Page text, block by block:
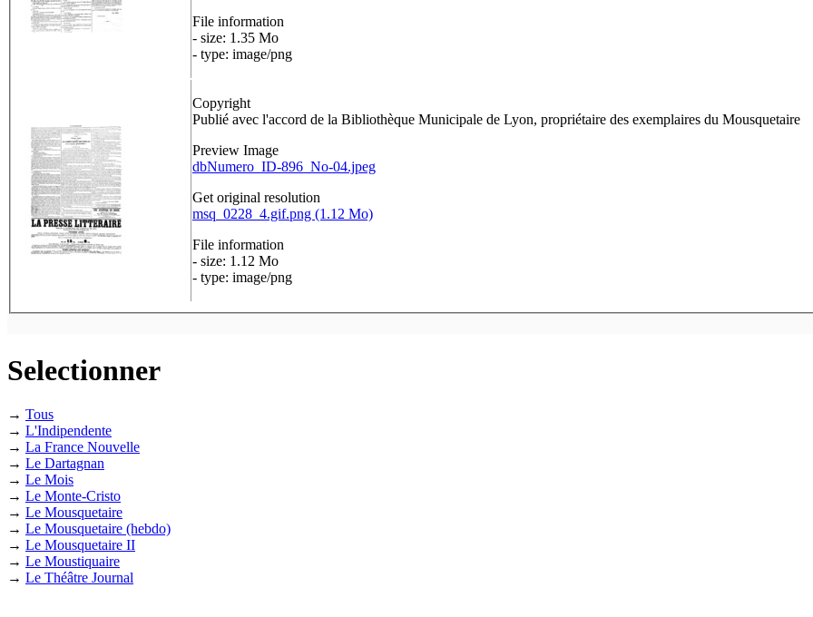
File information
- size: 1.35 Mo
- type: image/png
Copyright
Publié avec l'accord de la Bibliothèque Municipale de Lyon, propriétaire des exemplaires du Mousquetaire
Preview Image
dbNumero_ID-896_No-04.jpeg
Get original resolution
msq_0228_4.gif.png (1.12 Mo)
File information
- size: 1.12 Mo
- type: image/png
Selectionner
→ Tous
→ L'Indipendente
→ La France Nouvelle
→ Le Dartagnan
→ Le Mois
→ Le Monte-Cristo
→ Le Mousquetaire
→ Le Mousquetaire (hebdo)
→ Le Mousquetaire II
→ Le Moustiquaire
→ Le Théâtre Journal